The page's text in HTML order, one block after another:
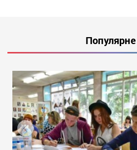
Популярне